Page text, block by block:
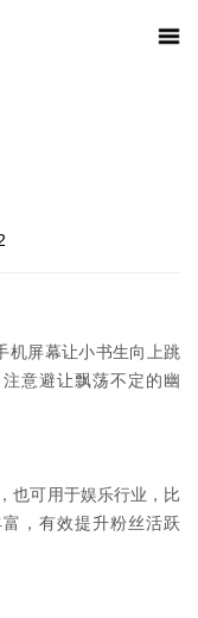
机屏幕让小书生向上跳
意避让飘荡不定的幽
也可用于娱乐行业，比
，有效提升粉丝活跃